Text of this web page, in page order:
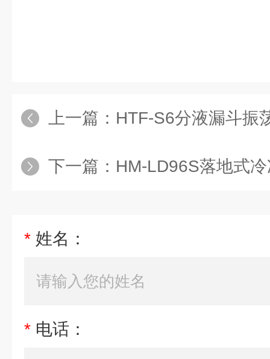
上一篇： HTF-S6分液漏斗振
下一篇： HM-LD96S落地式冷冻
* 姓名：
* 电话：